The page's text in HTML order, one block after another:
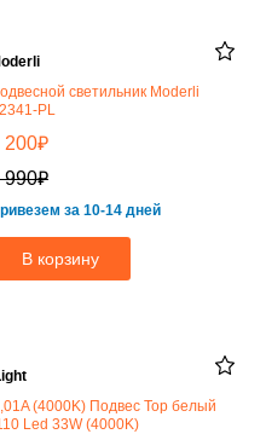
светильник Moderli
PL
200₽
990₽
за 10-14 дней
В корзину
(4000K) Подвес Тор белый
Led 33W (4000K)